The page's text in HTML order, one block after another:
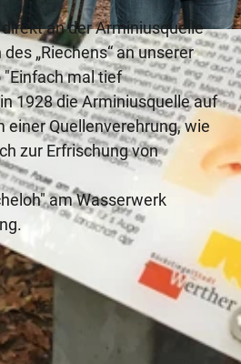
an der Arminiusquelle
„Riechens“ an unserer
"Einfach mal tief
1928 die Arminiusquelle auf
Quellenverehrung, wie
zur Erfrischung von
am Wasserwerk